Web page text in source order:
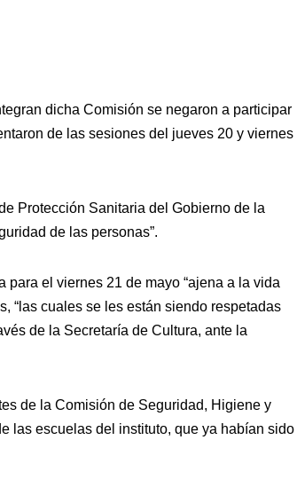
dicha Comisión se negaron a participar
de las sesiones del jueves 20 y viernes
Protección Sanitaria del Gobierno de la
de las personas”.
para el viernes 21 de mayo “ajena a la vida
“las cuales se les están siendo respetadas
de la Secretaría de Cultura, ante la
de la Comisión de Seguridad, Higiene y
las escuelas del instituto, que ya habían sido